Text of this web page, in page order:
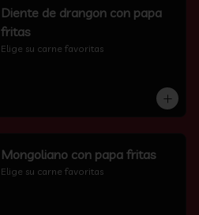
Diente de drangon con papa
fritas
Elige su carne favoritas
Mongoliano con papa fritas
Elige su carne favoritas